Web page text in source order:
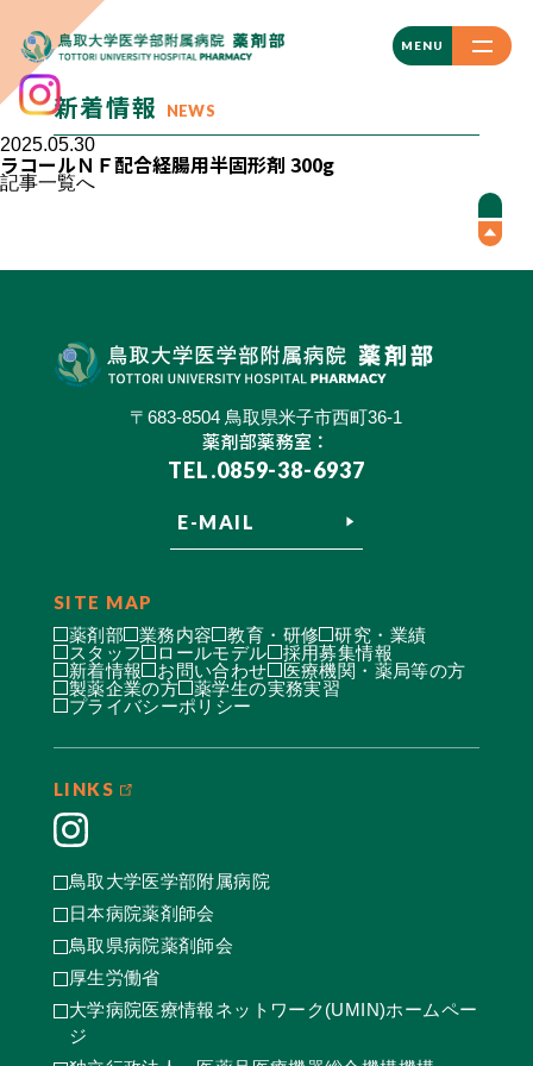
MENU
CLOSE
新着情報 NEWS
2025.05.30
ラコールＮＦ配合経腸用半固形剤 300g
記事一覧へ
〒683-8504 鳥取県米子市西町36-1
薬剤部薬務室：
TEL.0859-38-6937
E-MAIL
SITE MAP
薬剤部 業務内容 教育・研修
研究・業績
スタッフ
ロールモデル
採用募集情報
新着情報
お問い合わせ
医療機関・薬局等の方
製薬企業の方
薬学生の実務実習
プライバシーポリシー
LINKS
鳥取大学医学部附属病院
日本病院薬剤師会
鳥取県病院薬剤師会
厚生労働省
大学病院医療情報ネットワーク(UMIN)ホームペー
ジ